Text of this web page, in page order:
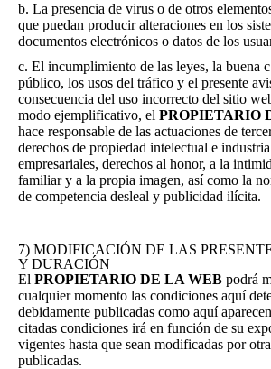
b. La presencia de virus o de otros
que puedan producir alteraciones en los
documentos electrónicos o datos de los
c. El incumplimiento de las leyes, la buena
público, los usos del tráfico y el presente
consecuencia del uso incorrecto del sitio
modo ejemplificativo, el PROPIETARIO
hace responsable de las actuaciones de
derechos de propiedad intelectual e
empresariales, derechos al honor, a la
familiar y a la propia imagen, así como la
de competencia desleal y publicidad ilícita.
7) MODIFICACIÓN DE LAS
Y DURACIÓN
El PROPIETARIO DE LA WEB podrá
cualquier momento las condiciones aquí
debidamente publicadas como aquí
citadas condiciones irá en función de su
vigentes hasta que sean modificadas por
publicadas.